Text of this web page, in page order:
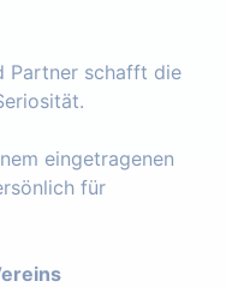
Partner schafft die
eingetragenen
für